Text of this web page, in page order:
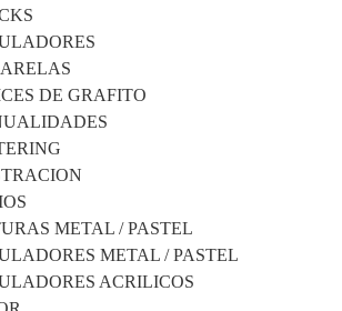
DE GRAFITO
METAL / PASTEL
METAL / PASTEL
ACRILICOS